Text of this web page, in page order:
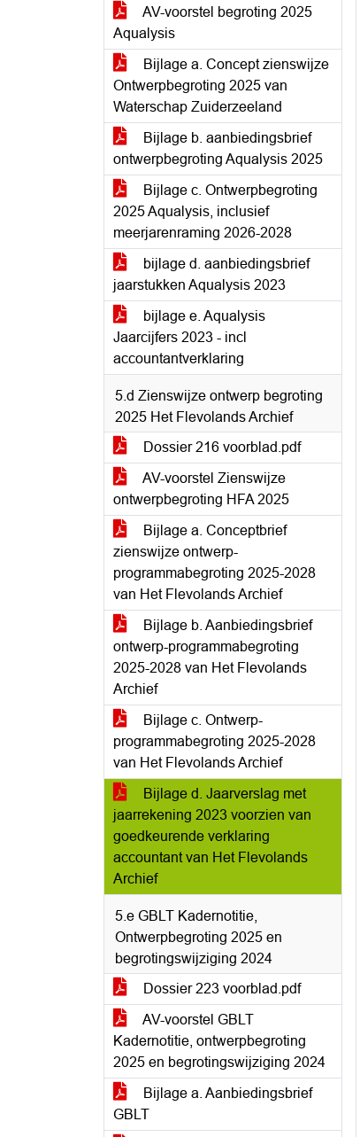
AV-voorstel begroting 2025
Aqualysis
Bijlage a. Concept zienswijze
Ontwerpbegroting 2025 van
Waterschap Zuiderzeeland
Bijlage b. aanbiedingsbrief
ontwerpbegroting Aqualysis 2025
Bijlage c. Ontwerpbegroting
2025 Aqualysis, inclusief
meerjarenraming 2026-2028
bijlage d. aanbiedingsbrief
jaarstukken Aqualysis 2023
bijlage e. Aqualysis
Jaarcijfers 2023 - incl
accountantverklaring
5.d Zienswijze ontwerp begroting
2025 Het Flevolands Archief
Dossier 216 voorblad.pdf
AV-voorstel Zienswijze
ontwerpbegroting HFA 2025
Bijlage a. Conceptbrief
zienswijze ontwerp-
programmabegroting 2025-2028
van Het Flevolands Archief
Bijlage b. Aanbiedingsbrief
ontwerp-programmabegroting
2025-2028 van Het Flevolands
Archief
Bijlage c. Ontwerp-
programmabegroting 2025-2028
van Het Flevolands Archief
Bijlage d. Jaarverslag met
jaarrekening 2023 voorzien van
goedkeurende verklaring
accountant van Het Flevolands
Archief
5.e GBLT Kadernotitie,
Ontwerpbegroting 2025 en
begrotingswijziging 2024
Dossier 223 voorblad.pdf
AV-voorstel GBLT
Kadernotitie, ontwerpbegroting
2025 en begrotingswijziging 2024
Bijlage a. Aanbiedingsbrief
GBLT